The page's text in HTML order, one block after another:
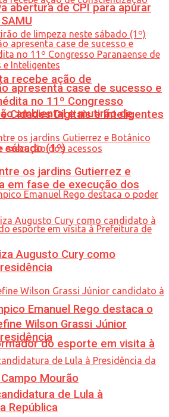
recebe ação de
ambiental e mutirão de
sábado (1º)
Emanuel Rego destaca o
do esporte em visita à
Mourão
abertura de CPI para apurar
apresenta case de sucesso e
no 11º Congresso
Cidades Digitais e Inteligentes
os jardins Gutierrez e
em fase de execução dos
Augusto Cury como
Wilson Grassi Júnior
de Lula à
República